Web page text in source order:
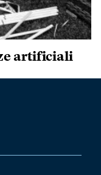
artificiali